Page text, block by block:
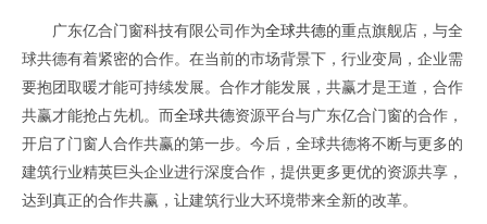
广东亿合门窗科技有限公司作为全球共德的重点旗舰店，与全
球共德有着紧密的合作。在当前的市场背景下，行业变局，企业需
要抱团取暖才能可持续发展。合作才能发展，共赢才是王道，合作
共赢才能抢占先机。而全球共德资源平台与广东亿合门窗的合作，
开启了门窗人合作共赢的第一步。今后，全球共德将不断与更多的
建筑行业精英巨头企业进行深度合作，提供更多更优的资源共享，
达到真正的合作共赢，让建筑行业大环境带来全新的改革。